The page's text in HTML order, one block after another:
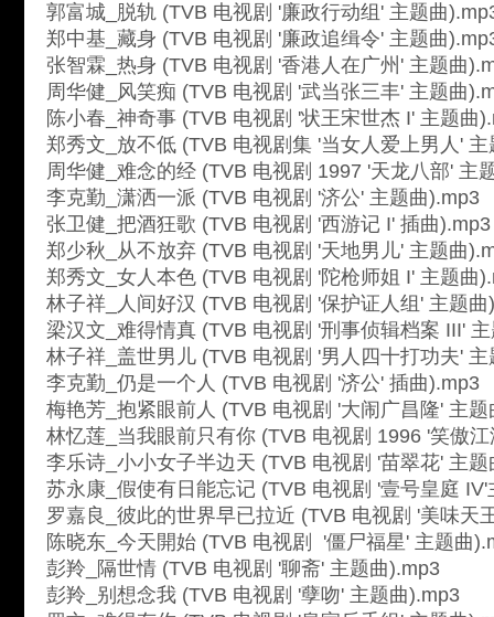
郭富城_脱轨 (TVB 电视剧 '廉政行动组' 主题曲
郑中基_藏身 (TVB 电视剧 '廉政追缉令' 主题曲
张智霖_热身 (TVB 电视剧 '香港人在广州' 主题曲
周华健_风笑痴 (TVB 电视剧 '武当张三丰' 主题曲
陈小春_神奇事 (TVB 电视剧 '状王宋世杰 I' 主题曲
郑秀文_放不低 (TVB 电视剧集 '当女人爱上男人'
周华健_难念的经 (TVB 电视剧 1997 '天龙八部' 主
李克勤_潇洒一派 (TVB 电视剧 '济公' 主题曲).mp3
张卫健_把酒狂歌 (TVB 电视剧 '西游记 I' 插曲).mp3
郑少秋_从不放弃 (TVB 电视剧 '天地男儿' 主题曲
郑秀文_女人本色 (TVB 电视剧 '陀枪师姐 I' 主题曲
林子祥_人间好汉 (TVB 电视剧 '保护证人组' 主题曲
梁汉文_难得情真 (TVB 电视剧 '刑事侦辑档案 III'
林子祥_盖世男儿 (TVB 电视剧 '男人四十打功夫'
李克勤_仍是一个人 (TVB 电视剧 '济公' 插曲).mp3
梅艳芳_抱紧眼前人 (TVB 电视剧 '大闹广昌隆' 主题
林忆莲_当我眼前只有你 (TVB 电视剧 1996 '笑傲
李乐诗_小小女子半边天 (TVB 电视剧 '苗翠花' 主题
苏永康_假使有日能忘记 (TVB 电视剧 '壹号皇庭 IV'
罗嘉良_彼此的世界早已拉近 (TVB 电视剧 '美味天
陈晓东_今天開始 (TVB 电视剧 '僵尸福星' 主题曲
彭羚_隔世情 (TVB 电视剧 '聊斋' 主题曲).mp3
彭羚_别想念我 (TVB 电视剧 '孽吻' 主题曲).mp3